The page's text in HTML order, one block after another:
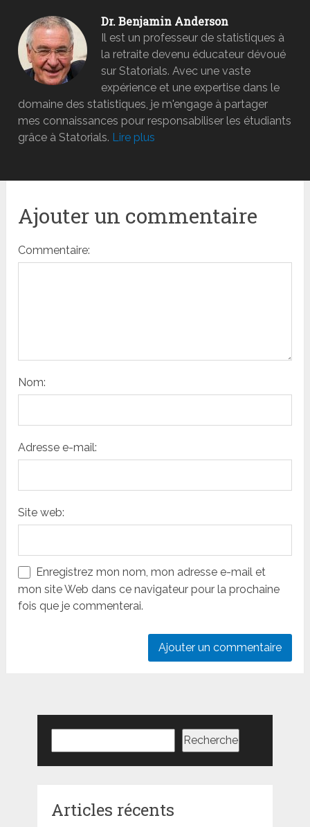
Dr. Benjamin Anderson
Il est un professeur de statistiques à
la retraite devenu éducateur dévoué
sur Statorials. Avec une vaste
expérience et une expertise dans le
domaine des statistiques, je m'engage à partager
mes connaissances pour responsabiliser les étudiants
grâce à Statorials. Lire plus
Ajouter un commentaire
Commentaire:
Nom:
Adresse e-mail:
Site web:
Enregistrez mon nom, mon adresse e-mail et
mon site Web dans ce navigateur pour la prochaine
fois que je commenterai.
Recherche
Articles récents